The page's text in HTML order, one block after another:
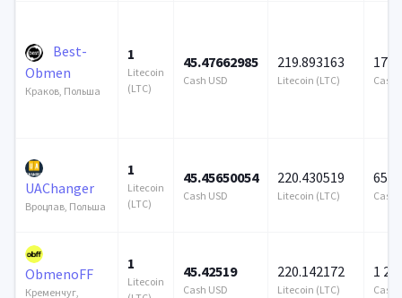
Best-
Obmen
Краков, Польша
1
Litecoin
(LTC)
45.47662985
Cash USD
219.893163
Litecoin (LTC)
172
Cash
UAChanger
Вроцлав, Польша
1
Litecoin
(LTC)
45.45650054
Cash USD
220.430519
Litecoin (LTC)
656
Cash
ObmenoFF
Кременчуг,
1
Litecoin
45.42519
Cash USD
220.142172
Litecoin (LTC)
1
Cash